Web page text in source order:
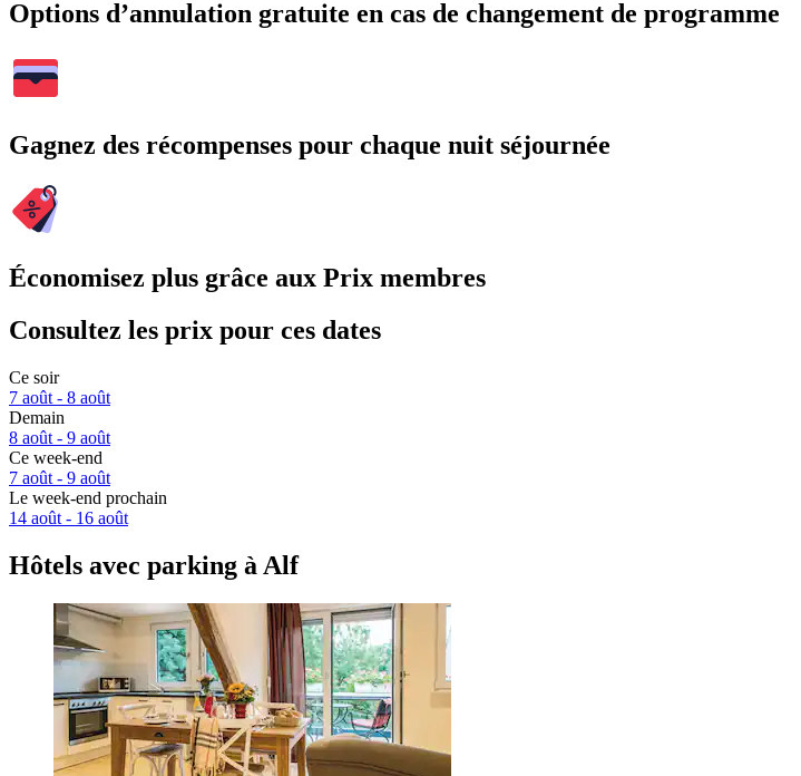
Options d’annulation gratuite en cas de changement de programme
Gagnez des récompenses pour chaque nuit séjournée
Économisez plus grâce aux Prix membres
Consultez les prix pour ces dates
Ce soir
7 août - 8 août
Demain
8 août - 9 août
Ce week-end
7 août - 9 août
Le week-end prochain
14 août - 16 août
Hôtels avec parking à Alf